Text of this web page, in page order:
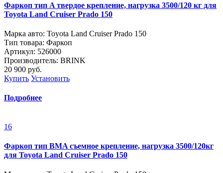
Фаркоп тип A твердое крепление, нагрузка 3500/120 кг для
Toyota Land Cruiser Prado 150
Марка авто: Toyota Land Cruiser Prado 150
Тип товара: Фаркоп
Артикул: 526000
Производитель: BRINK
20 900 руб.
Купить Установить
Подробнее
16
Фаркоп тип BMA съемное крепление, нагрузка 3500/120кг
для Toyota Land Cruiser Prado 150